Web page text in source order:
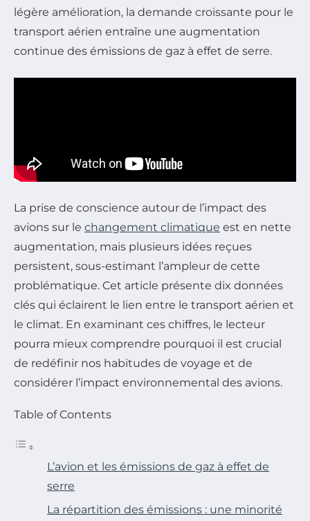
légère amélioration, la demande croissante pour le
transport aérien entraîne une augmentation
continue des émissions de gaz à effet de serre.
La prise de conscience autour de l’impact des
avions sur le changement climatique est en nette
augmentation, mais plusieurs idées reçues
persistent, sous-estimant l’ampleur de cette
problématique. Cet article présente dix données
clés qui éclairent le lien entre le transport aérien et
le climat. En examinant ces chiffres, le lecteur
pourra mieux comprendre pourquoi il est crucial
de redéfinir nos habitudes de voyage et de
considérer l’impact environnemental des avions.
Table of Contents
L’avion et les émissions de gaz à effet de
serre
La répartition des émissions : une minorité